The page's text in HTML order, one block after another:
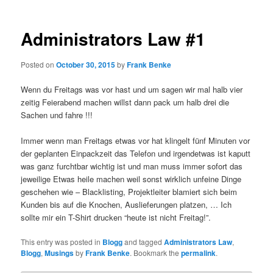
Administrators Law #1
Posted onOctober 30, 2015byFrank Benke
Wenn du Freitags was vor hast und um sagen wir mal halb vier
zeitig Feierabend machen willst dann pack um halb drei die
Sachen und fahre !!!
Immer wenn man Freitags etwas vor hat klingelt fünf Minuten vor
der geplanten Einpackzeit das Telefon und irgendetwas ist kaputt
was ganz furchtbar wichtig ist und man muss immer sofort das
jeweilige Etwas heile machen weil sonst wirklich unfeine Dinge
geschehen wie – Blacklisting, Projektleiter blamiert sich beim
Kunden bis auf die Knochen, Auslieferungen platzen, … Ich
sollte mir ein T-Shirt drucken “heute ist nicht Freitag!”.
This entry was posted in Bloggand taggedAdministrators Law,
Blogg,MusingsbyFrank Benke. Bookmark thepermalink.